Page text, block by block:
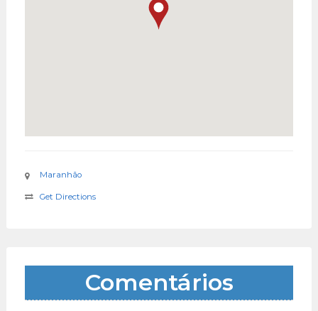
Maranhão
Get Directions
Comentários